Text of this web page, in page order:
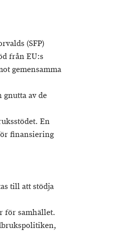
(SFP)
från EU:s
gemensamma
av de
En
finansiering
till att stödja
för samhället.